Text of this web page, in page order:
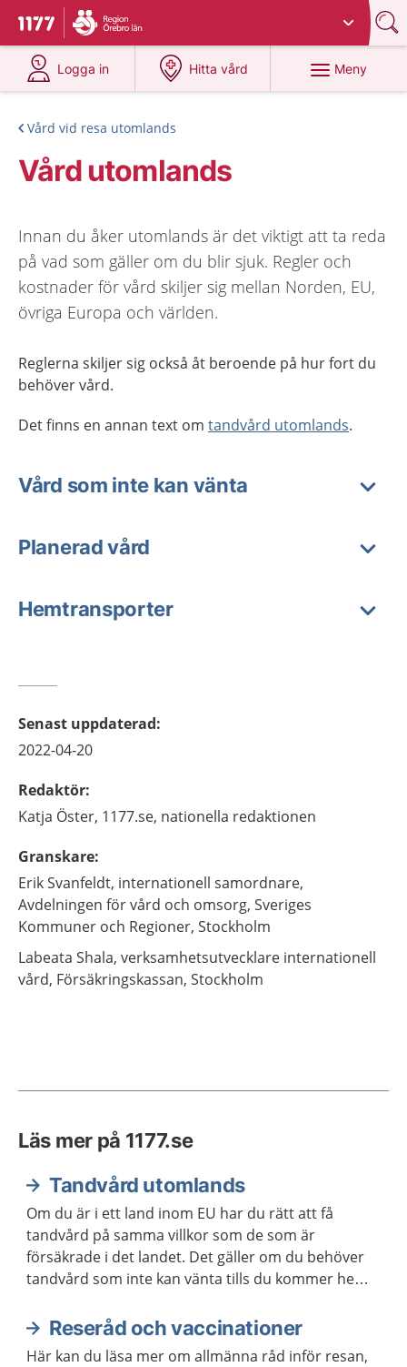
Till startsidan för 1177
Du har valt region
Logga in
på 1177.se
Hitta vård
på 1177.se
Meny
Vård vid resa utomlands
Vård utomlands
Innan du åker utomlands är det viktigt att ta reda
på vad som gäller om du blir sjuk. Regler och
kostnader för vård skiljer sig mellan Norden, EU,
övriga Europa och världen.
Reglerna skiljer sig också åt beroende på hur fort du
behöver vård.
Det finns en annan text om tandvård utomlands.
Vård som inte kan vänta
Planerad vård
Hemtransporter
Senast uppdaterad:
2022-04-20
Redaktör:
Katja Öster, 1177.se, nationella redaktionen
Granskare:
ErikSvanfeldt, internationell samordnare,
Avdelningen för vård och omsorg, Sveriges
Kommuner och Regioner, Stockholm
Labeata Shala, verksamhetsutvecklare internationell
vård, Försäkringskassan, Stockholm
Läs mer på 1177.se
Tandvård utomlands
Om du är i ett land inom EU har du rätt att få
tandvård på samma villkor som de som är
försäkrade i det landet. Det gäller om du behöver
tandvård som inte kan vänta tills du kommer hem
Reseråd och vaccinationer
Här kan du läsa mer om allmänna råd inför resan,